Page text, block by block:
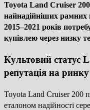
Toyota Land Cruiser
найнадійніших рамних
2015–2021 років
купівлею через низку
Культовий статус
репутація на ринку
Toyota Land Cruiser 200
еталоном надійності